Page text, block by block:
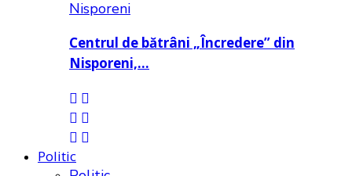
Nisporeni
Centrul de bătrâni „Încredere” din
Nisporeni,…
Politic